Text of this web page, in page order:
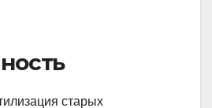
старых